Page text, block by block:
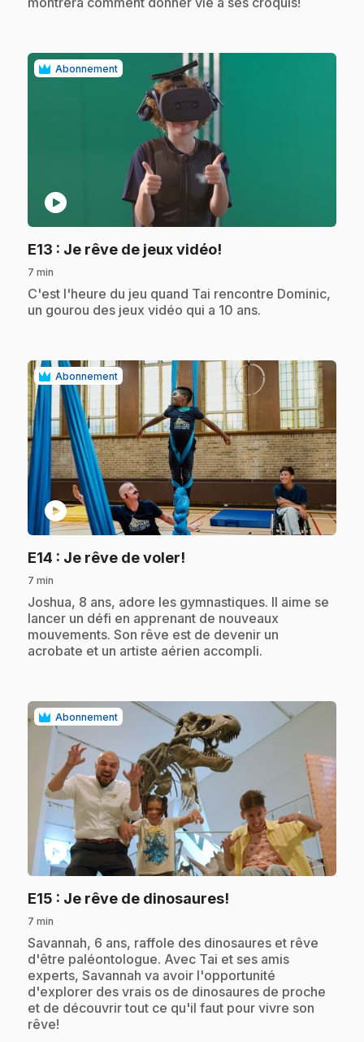
Abonnement
play_circle
E13 : Je rêve de jeux vidéo!
7 min
.C'est l'heure du jeu quand Tai rencontre Dominic,
un gourou des jeux vidéo qui a 10 ans.
Abonnement
play_circle
E14 : Je rêve de voler!
7 min
.Joshua, 8 ans, adore les gymnastiques. Il aime se
lancer un défi en apprenant de nouveaux
mouvements. Son rêve est de devenir un
acrobate et un artiste aérien accompli.
Abonnement
play_circle
E15 : Je rêve de dinosaures!
7 min
.Savannah, 6 ans, raffole des dinosaures et rêve
d'être paléontologue. Avec Tai et ses amis
experts, Savannah va avoir l'opportunité
d'explorer des vrais os de dinosaures de proche
et de découvrir tout ce qu'il faut pour vivre son
rêve!